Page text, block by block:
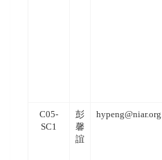
C05-
SC1
彭
馨
誼